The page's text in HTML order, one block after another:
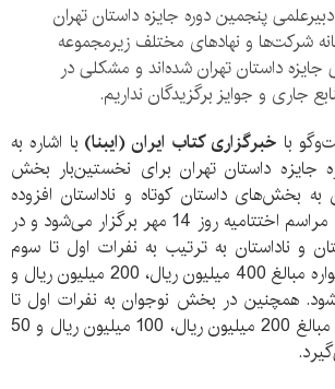
پنجمین دوره جایزه داستان تهران
شرکت‌ها و نهادهای مختلف زیرمجموعه
داستان تهران شده‌اند و مشکلی در
جاری و جوایز برگزیدگان نداریم.
با خبرگزاری کتاب ایران (ایبنا) با اشاره به
جایزه داستان تهران برای نخستین‌بار بخش
به بخش‌های داستان کوتاه و ناداستان افزوده
شده است، عنوان کرد: مراسم اختتامیه روز 14 مهر برگزار می‌شود و در
و ناداستان به ترتیب به نفرات اول تا سوم
علاوه بر تندیس جشنواره مبالغ 400 میلیون ریال، 200 میلیون ریال و
می‌شود. همچنین در بخش نوجوان به نفرات اول تا
سوم علاوه بر تندیس مبالغ 200 میلیون ریال، 100 میلیون ریال و 50